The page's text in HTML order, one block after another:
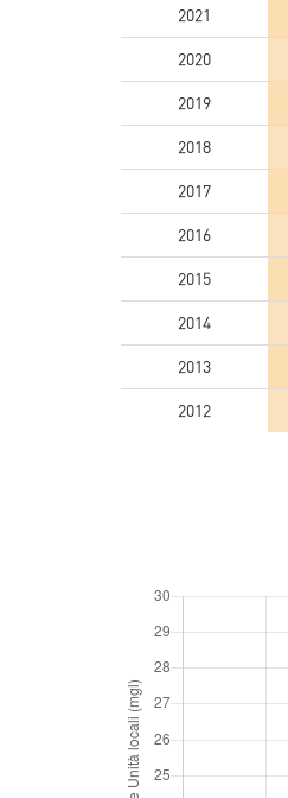
2021
2020
2019
2018
2017
2016
2015
2014
2013
2012